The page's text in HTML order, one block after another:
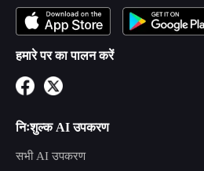
हमारे पर का पालन करें
निःशुल्क AI उपकरण
सभी AI उपकरण